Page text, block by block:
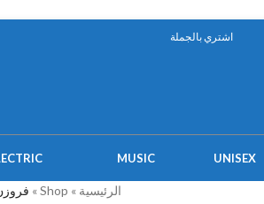
اشتري بالجملة
UNISEX
MUSIC
الرئيسية »
Shop
» فروزن –